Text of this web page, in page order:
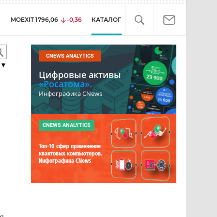
MOEXIT 1796,06 -0,36 КАТАЛОГ
▼
CNEWS ANALYTICS
Цифровые активы
«Росатома».
Инфографика CNews
CNEWS ANALYTICS
Топ-10 сфер применения
квантовых компьютеров.
Инфографика CNews